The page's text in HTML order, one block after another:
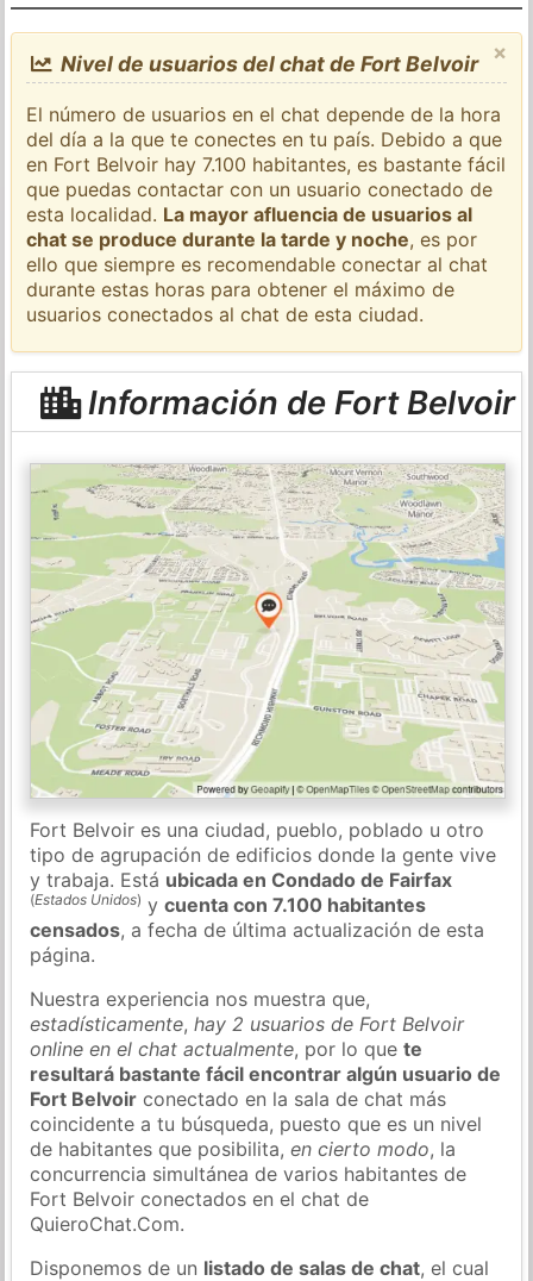
×
Nivel de usuarios del chat de Fort Belvoir
El número de usuarios en el chat depende de la hora
del día a la que te conectes en tu país. Debido a que
en Fort Belvoir hay 7.100 habitantes, es bastante fácil
que puedas contactar con un usuario conectado de
esta localidad. La mayor afluencia de usuarios al
chat se produce durante la tarde y noche, es por
ello que siempre es recomendable conectar al chat
durante estas horas para obtener el máximo de
usuarios conectados al chat de esta ciudad.
Información de Fort Belvoir
Fort Belvoir es una ciudad, pueblo, poblado u otro
tipo de agrupación de edificios donde la gente vive
y trabaja. Está ubicada en Condado de Fairfax
(Estados Unidos) ycuenta con 7.100 habitantes
censados, a fecha de última actualización de esta
página.
Nuestra experiencia nos muestra que,
estadísticamente,hay 2 usuarios de Fort Belvoir
online en el chat actualmente, por lo quete
resultará bastante fácil encontrar algún usuario de
Fort Belvoir conectado en la sala de chat más
coincidente a tu búsqueda, puesto que es un nivel
de habitantes que posibilita,en cierto modo, la
concurrencia simultánea de varios habitantes de
Fort Belvoir conectados en el chat de
QuieroChat.Com.
Disponemos de un listado de salas de chat, el cual